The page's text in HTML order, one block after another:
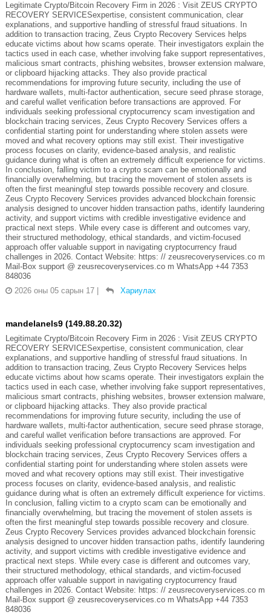
Legitimate Crypto/Bitcoin Recovery Firm in 2026 : Visit ZEUS CRYPTO
RECOVERY SERVICESexpertise, consistent communication, clear
explanations, and supportive handling of stressful fraud situations. In
addition to transaction tracing, Zeus Crypto Recovery Services helps
educate victims about how scams operate. Their investigators explain the
tactics used in each case, whether involving fake support representatives,
malicious smart contracts, phishing websites, browser extension malware,
or clipboard hijacking attacks. They also provide practical
recommendations for improving future security, including the use of
hardware wallets, multi-factor authentication, secure seed phrase storage,
and careful wallet verification before transactions are approved. For
individuals seeking professional cryptocurrency scam investigation and
blockchain tracing services, Zeus Crypto Recovery Services offers a
confidential starting point for understanding where stolen assets were
moved and what recovery options may still exist. Their investigative
process focuses on clarity, evidence-based analysis, and realistic
guidance during what is often an extremely difficult experience for victims.
In conclusion, falling victim to a crypto scam can be emotionally and
financially overwhelming, but tracing the movement of stolen assets is
often the first meaningful step towards possible recovery and closure.
Zeus Crypto Recovery Services provides advanced blockchain forensic
analysis designed to uncover hidden transaction paths, identify laundering
activity, and support victims with credible investigative evidence and
practical next steps. While every case is different and outcomes vary,
their structured methodology, ethical standards, and victim-focused
approach offer valuable support in navigating cryptocurrency fraud
challenges in 2026. Contact Website: https: // zeusrecoveryservices.co m
Mail-Box support @ zeusrecoveryservices.co m WhatsApp +44 7353
848036
2026 оны 05 сарын 17
Хариулах
mandelanels9 (149.88.20.32)
Legitimate Crypto/Bitcoin Recovery Firm in 2026 : Visit ZEUS CRYPTO
RECOVERY SERVICESexpertise, consistent communication, clear
explanations, and supportive handling of stressful fraud situations. In
addition to transaction tracing, Zeus Crypto Recovery Services helps
educate victims about how scams operate. Their investigators explain the
tactics used in each case, whether involving fake support representatives,
malicious smart contracts, phishing websites, browser extension malware,
or clipboard hijacking attacks. They also provide practical
recommendations for improving future security, including the use of
hardware wallets, multi-factor authentication, secure seed phrase storage,
and careful wallet verification before transactions are approved. For
individuals seeking professional cryptocurrency scam investigation and
blockchain tracing services, Zeus Crypto Recovery Services offers a
confidential starting point for understanding where stolen assets were
moved and what recovery options may still exist. Their investigative
process focuses on clarity, evidence-based analysis, and realistic
guidance during what is often an extremely difficult experience for victims.
In conclusion, falling victim to a crypto scam can be emotionally and
financially overwhelming, but tracing the movement of stolen assets is
often the first meaningful step towards possible recovery and closure.
Zeus Crypto Recovery Services provides advanced blockchain forensic
analysis designed to uncover hidden transaction paths, identify laundering
activity, and support victims with credible investigative evidence and
practical next steps. While every case is different and outcomes vary,
their structured methodology, ethical standards, and victim-focused
approach offer valuable support in navigating cryptocurrency fraud
challenges in 2026. Contact Website: https: // zeusrecoveryservices.co m
Mail-Box support @ zeusrecoveryservices.co m WhatsApp +44 7353
848036